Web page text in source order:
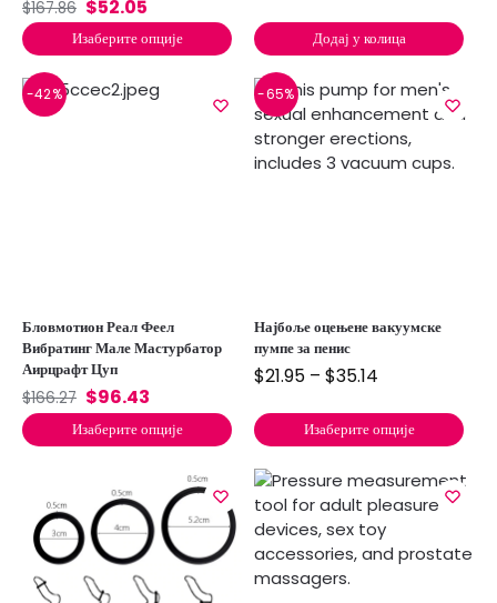
$167.86 $52.05
Изаберите опције Додај у колица
-42%
Бловмотион Реал Феел
Вибратинг Мале Мастурбатор
Аирцрафт Цуп
$166.27 $96.43
Изаберите опције
-65%
Најбоље оцењене вакуумске
пумпе за пенис
$21.95 – $35.14
Изаберите опције